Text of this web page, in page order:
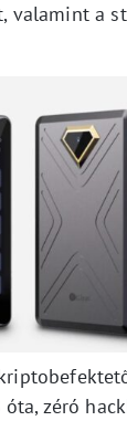
valamint a
zéró